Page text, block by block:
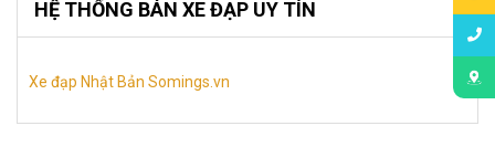
HỆ THỐNG BÁN XE ĐẠP UY TÍN
Xe đạp Nhật Bản Somings.vn